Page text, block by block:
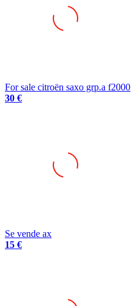
For sale citroën saxo grp.a f2000
30 €
Se vende ax
15 €